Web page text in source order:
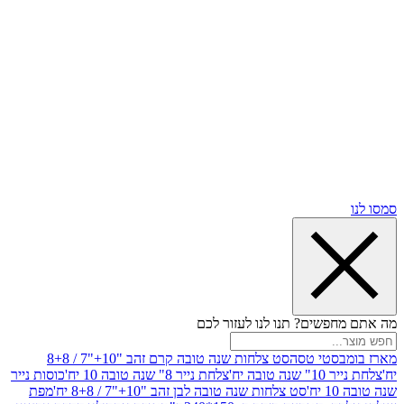
תנו לנו לעזור לכם
טסה
סט צלחות שנה טובה קרם זהב "10+"7 / 8+8
יח'
צלחת נייר 8" שנה טובה 10 יח'
כוסות נייר
סט צלחות שנה טובה לבן זהב "10+"7 / 8+8 יח'
מפת